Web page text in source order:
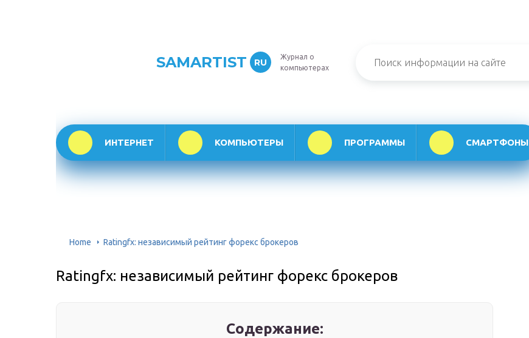
SAMARTIST RU
Журнал о
компьютерах
ИНТЕРНЕТ КОМПЬЮТЕРЫ ПРОГРАММЫ СМАРТФОНЫ
Home Ratingfx: независимый рейтинг форекс брокеров
Ratingfx: независимый рейтинг форекс брокеров
Содержание: